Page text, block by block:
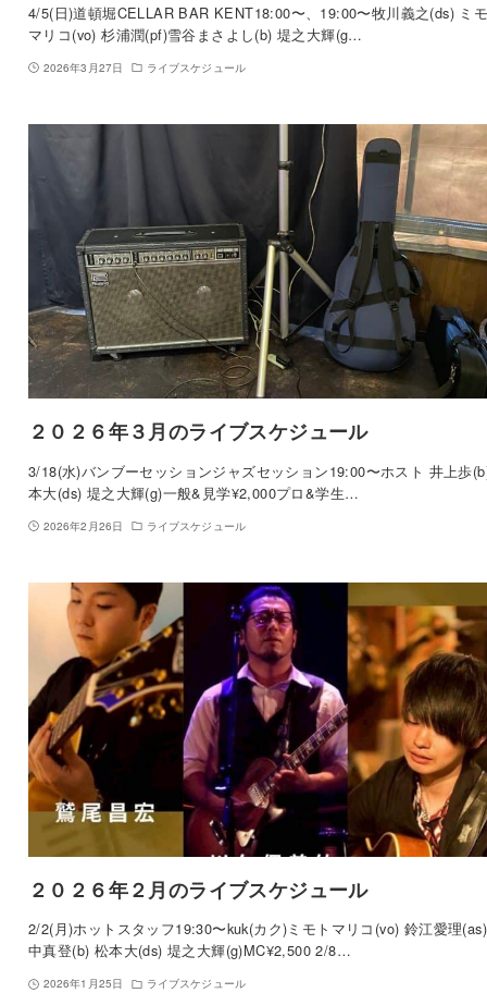
4/5(日)道頓堀CELLAR BAR KENT18:00〜、19:00〜牧川義之(ds) ミ
マリコ(vo) 杉浦潤(pf)雪谷まさよし(b) 堤之大輝(g…
2026年3月27日 ライブスケジュール
２０２６年３月のライブスケジュール
3/18(水)バンブーセッションジャズセッション19:00〜ホスト 井上歩
本大(ds) 堤之大輝(g)一般&見学¥2,000プロ&学生…
2026年2月26日 ライブスケジュール
２０２６年２月のライブスケジュール
2/2(月)ホットスタッフ19:30〜kuk(カク)ミモトマリコ(vo) 鈴江愛理
中真登(b) 松本大(ds) 堤之大輝(g)MC¥2,500 2/8…
2026年1月25日 ライブスケジュール